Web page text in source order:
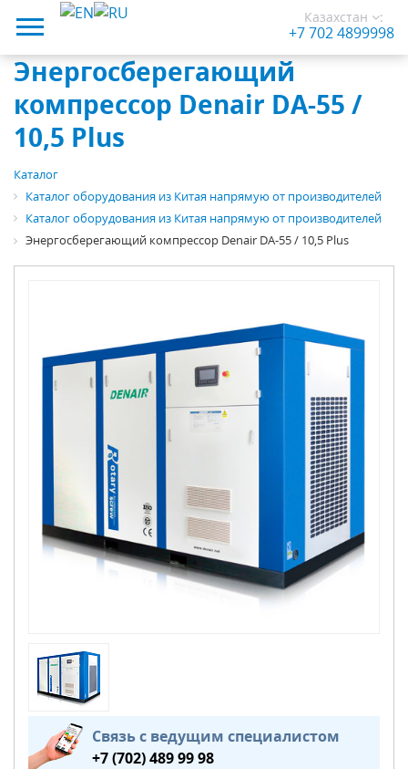
Казахстан
+7 702 4899998
:
Энергосберегающий
компрессор Denair DA-55 /
10,5 Plus
Каталог
Каталог оборудования из Китая напрямую от производителей
Каталог оборудования из Китая напрямую от производителей
Энергосберегающий компрессор Denair DA-55 / 10,5 Plus
Связь с ведущим специалистом
+7 (702) 489 99 98